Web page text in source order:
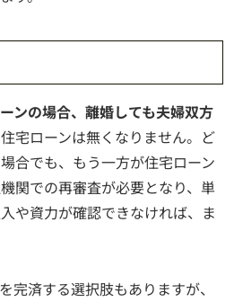
ンの場合、離婚しても夫婦双方
宅ローンは無くなりません。ど
合でも、もう一方が住宅ローン
関での再審査が必要となり、単
や資力が確認できなければ、ま
完済する選択肢もありますが、